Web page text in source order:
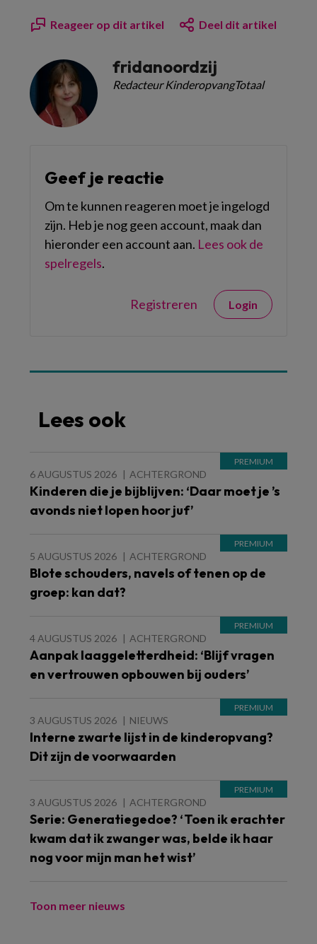
Reageer op dit artikel Deel dit artikel
fridanoordzij
Redacteur KinderopvangTotaal
Geef je reactie
Om te kunnen reageren moet je ingelogd
zijn. Heb je nog geen account, maak dan
hieronder een account aan. Lees ook de
spelregels.
Registreren Login
Lees ook
6 AUGUSTUS 2026 ACHTERGROND
Kinderen die je bijblijven: ‘Daar moet je ’s
avonds niet lopen hoor juf’
5 AUGUSTUS 2026 ACHTERGROND
Blote schouders, navels of tenen op de
groep: kan dat?
4 AUGUSTUS 2026 ACHTERGROND
Aanpak laaggeletterdheid: ‘Blijf vragen
en vertrouwen opbouwen bij ouders’
3 AUGUSTUS 2026 NIEUWS
Interne zwarte lijst in de kinderopvang?
Dit zijn de voorwaarden
3 AUGUSTUS 2026 ACHTERGROND
Serie: Generatiegedoe? ‘Toen ik erachter
kwam dat ik zwanger was, belde ik haar
nog voor mijn man het wist’
Toon meer nieuws